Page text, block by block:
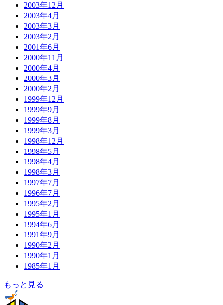
2003年12月
2003年4月
2003年3月
2003年2月
2001年6月
2000年11月
2000年4月
2000年3月
2000年2月
1999年12月
1999年9月
1999年8月
1999年3月
1998年12月
1998年5月
1998年4月
1998年3月
1997年7月
1996年7月
1995年2月
1995年1月
1994年6月
1991年9月
1990年2月
1990年1月
1985年1月
もっと見る